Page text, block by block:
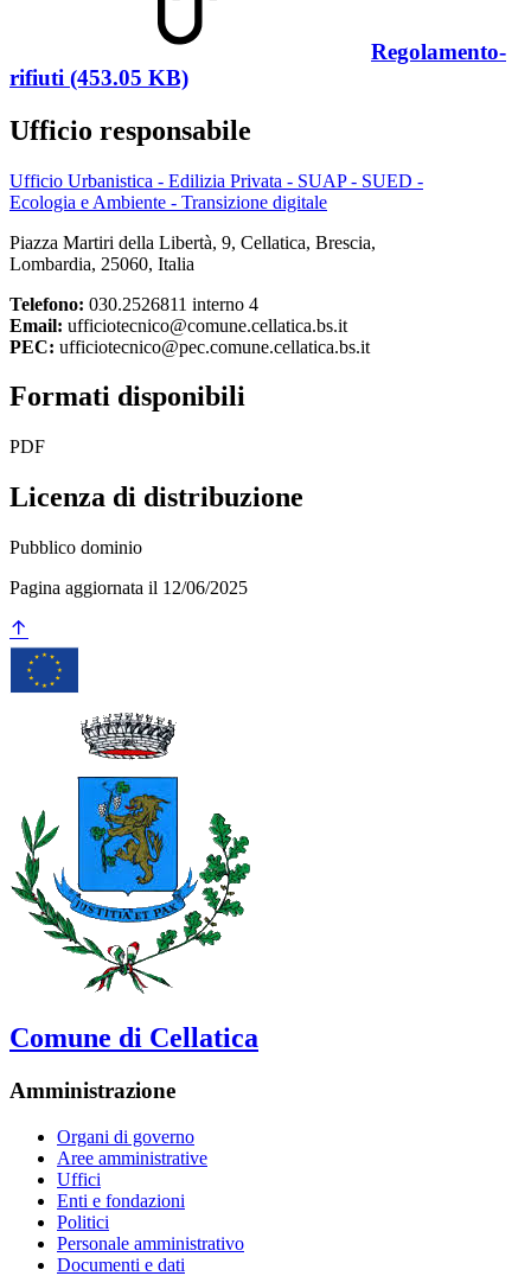
Regolamento-
rifiuti (453.05 KB)
Ufficio responsabile
Ufficio Urbanistica - Edilizia Privata - SUAP - SUED -
Ecologia e Ambiente - Transizione digitale
Piazza Martiri della Libertà, 9, Cellatica, Brescia,
Lombardia, 25060, Italia
Telefono: 030.2526811 interno 4
Email: ufficiotecnico@comune.cellatica.bs.it
PEC: ufficiotecnico@pec.comune.cellatica.bs.it
Formati disponibili
PDF
Licenza di distribuzione
Pubblico dominio
Pagina aggiornata il 12/06/2025
Comune di Cellatica
Amministrazione
Organi di governo
Aree amministrative
Uffici
Enti e fondazioni
Politici
Personale amministrativo
Documenti e dati